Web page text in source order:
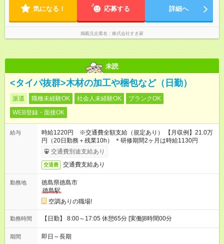
気になる！ 応募する 詳細へ
掲載元企業名 株式会社すき家
未読
<タイパ抜群>木材の加工や梱包など（日勤）
派遣 職種未経験OK 社会人未経験OK
ブランクOK
WEB登録・面接OK
給与
時給1220円 ※交通費全額支給（規定あり） 【月収例】21.0万
円（20日勤務＋残業10h） ＊研修期間2ヶ月は時給1130円
交通費別途支給あり
交通費 交通費支給あり
勤務地
徳島県徳島市
徳島駅
空調ありの職場!
勤務時間 【日勤】 8:00～17:05 休憩65分 [実働]8時間00分
期間 即日～長期